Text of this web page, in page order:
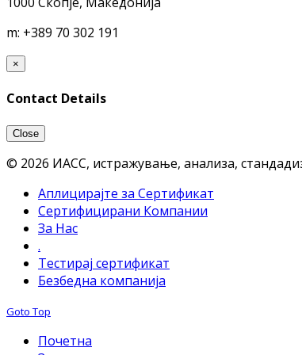
m: +389 70 302 191
×
Contact Details
Close
© 2026 ИАСС, истражување, анализа,
Аплицирајте за Сертификат
Сертифицирани Компании
За Нас
.
Тестирај сертификат
Безбедна компанија
Goto Top
Почетна